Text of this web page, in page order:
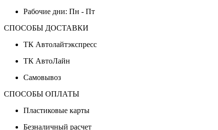
Рабочие дни: Пн - Пт
СПОСОБЫ ДОСТАВКИ
ТК Автолайтэкспресс
ТК АвтоЛайн
Самовывоз
СПОСОБЫ ОПЛАТЫ
Пластиковые карты
Безналичный расчет